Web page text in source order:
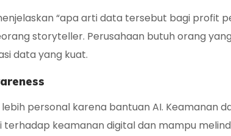
“apa arti data tersebut bagi profit
storyteller. Perusahaan butuh orang
data yang kuat.
personal karena bantuan AI. Keamanan
terhadap keamanan digital dan mampu